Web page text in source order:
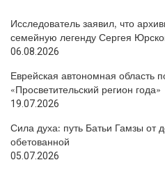
Исследователь заявил, что
семейную легенду Сергея
06.08.2026
Еврейская автономная область
«Просветительский регион года»
19.07.2026
Сила духа: путь Батьи Гамзы от
обетованной
05.07.2026